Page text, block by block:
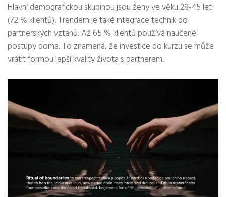
Hlavní demografickou skupinou jsou ženy ve věku 28-45 let
(72 % klientů). Trendem je také integrace technik do
partnerských vztahů. Až 65 % klientů používá naučené
postupy doma. To znamená, že investice do kurzu se může
vrátit formou lepší kvality života s partnerem.